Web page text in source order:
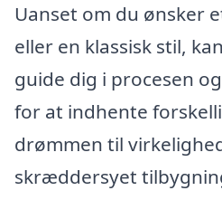
Uanset om du ønsker
eller en klassisk stil,
guide dig i procesen
for at indhente
drømmen til
skræddersyet